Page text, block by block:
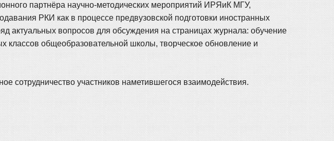
партнёра научно-методических мероприятий ИРЯиК МГУ,
РКИ как в процессе предвузовской подготовки иностранных
актуальных вопросов для обсуждения на страницах журнала: обучение
классов общеобразовательной школы, творческое обновление и
сотрудничество участников наметившегося взаимодействия.